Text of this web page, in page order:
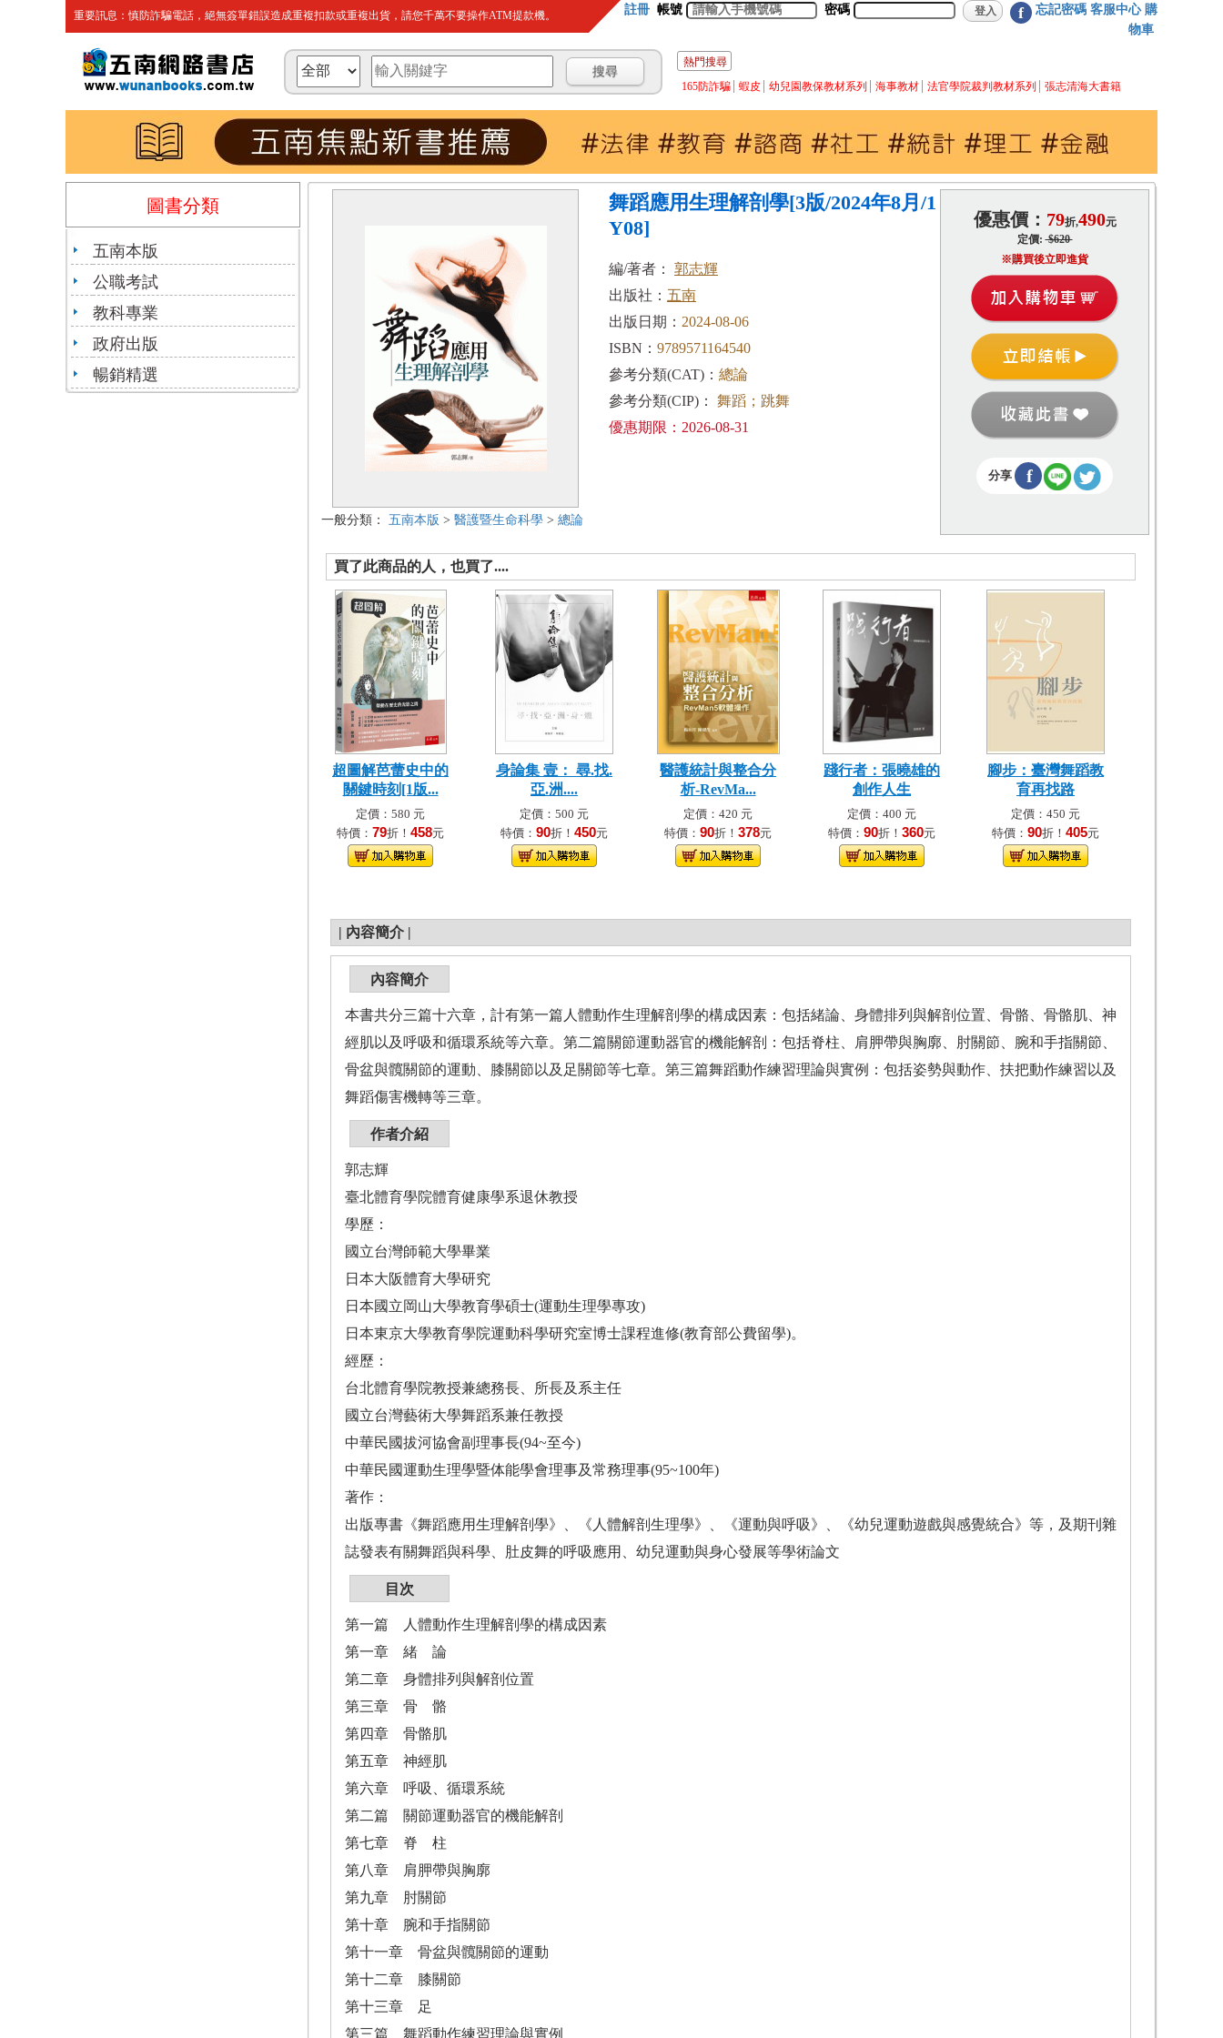
重要訊息：慎防詐騙電話，絕無簽單錯誤造成重複扣款或重複出貨，請您千萬不要操作ATM提款機。 註冊 帳號 密碼 f 忘記密碼 客服中心 購
物車
熱門搜尋
165防詐騙
蝦皮 幼兒園教保教材系列 海事教材 法官學院裁判教材系列 張志清海大書籍
圖書分類
五南本版
公職考試
教科專業
政府出版
暢銷精選
一般分類： 五南本版 > 醫護暨生命科學 > 總論
舞蹈應用生理解剖學[3版/2024年8月/1
Y08]
編/著者： 郭志輝
出版社： 五南
出版日期： 2024-08-06
ISBN： 9789571164540
參考分類(CAT)： 總論
參考分類(CIP)：
舞蹈；跳舞
優惠期限：2026-08-31
優惠價： 79折,490元
定價:$620
※購買後立即進貨
分享 f
買了此商品的人，也買了....
超圖解芭蕾史中的
關鍵時刻[1版...
定價：580 元
特價： 79折！ 458元
身論集 壹： 尋.找.
亞.洲....
定價：500 元
特價： 90折！ 450元
醫護統計與整合分
析-RevMa...
定價：420 元
特價： 90折！ 378元
踐行者：張曉雄的
創作人生
定價：400 元
特價： 90折！ 360元
腳步：臺灣舞蹈教
育再找路
定價：450 元
特價： 90折！ 405元
| 內容簡介 |
內容簡介
本書共分三篇十六章，計有第一篇人體動作生理解剖學的構成因素：包括緒論、身體排列與解剖位置、骨骼、骨骼肌、神
經肌以及呼吸和循環系統等六章。第二篇關節運動器官的機能解剖：包括脊柱、肩胛帶與胸廓、肘關節、腕和手指關節、
骨盆與髖關節的運動、膝關節以及足關節等七章。第三篇舞蹈動作練習理論與實例：包括姿勢與動作、扶把動作練習以及
舞蹈傷害機轉等三章。
作者介紹
郭志輝
臺北體育學院體育健康學系退休教授
學歷：
國立台灣師範大學畢業
日本大阪體育大學研究
日本國立岡山大學教育學碩士(運動生理學專攻)
日本東京大學教育學院運動科學研究室博士課程進修(教育部公費留學)。
經歷：
台北體育學院教授兼總務長、所長及系主任
國立台灣藝術大學舞蹈系兼任教授
中華民國拔河協會副理事長(94~至今)
中華民國運動生理學暨体能學會理事及常務理事(95~100年)
著作：
出版專書《舞蹈應用生理解剖學》、《人體解剖生理學》、《運動與呼吸》、《幼兒運動遊戲與感覺統合》等，及期刊雜
誌發表有關舞蹈與科學、肚皮舞的呼吸應用、幼兒運動與身心發展等學術論文
目次
第一篇 人體動作生理解剖學的構成因素
第一章 緒 論
第二章 身體排列與解剖位置
第三章 骨 骼
第四章 骨骼肌
第五章 神經肌
第六章 呼吸、循環系統
第二篇 關節運動器官的機能解剖
第七章 脊 柱
第八章 肩胛帶與胸廓
第九章 肘關節
第十章 腕和手指關節
第十一章 骨盆與髖關節的運動
第十二章 膝關節
第十三章 足
第三篇 舞蹈動作練習理論與實例